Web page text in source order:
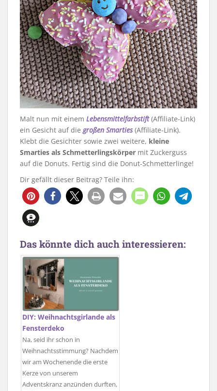
Malt nun mit einem Lebensmittelfarbstift(Affiliate-Link)
ein Gesicht auf die großen Smarties(Affiliate-Link).
Klebt die Gesichter sowie zwei weitere, kleine
Smarties als Schmetterlingskörper mit Zuckerguss
auf die Donuts. Fertig sind die Donut-Schmetterlinge!
Dir gefällt dieser Beitrag? Teile ihn:
2018
0
Das könnte dich auch interessieren:
DIY: Weihnachtsgirlande als
Fensterdeko
Na, seid ihr schon in
Weihnachtsstimmung? Nachdem
wir am Wochenende die erste
Kerze von unserem
Adventskranz anzünden durften,